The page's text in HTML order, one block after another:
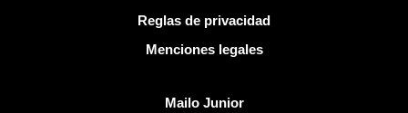
Reglas de privacidad
Menciones legales
Mailo Junior